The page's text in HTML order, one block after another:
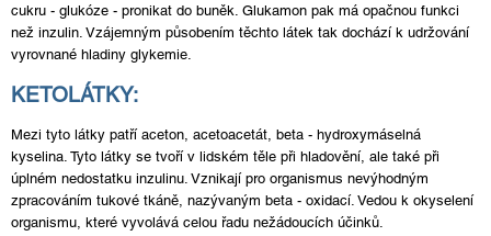
cukru - glukóze - pronikat do buněk. Glukamon pak má opačnou funkci
než inzulin. Vzájemným působením těchto látek tak dochází k udržování
vyrovnané hladiny glykemie.
KETOLÁTKY:
Mezi tyto látky patří aceton, acetoacetát, beta - hydroxymáselná
kyselina. Tyto látky se tvoří v lidském těle při hladovění, ale také při
úplném nedostatku inzulinu. Vznikají pro organismus nevýhodným
zpracováním tukové tkáně, nazývaným beta - oxidací. Vedou k okyselení
organismu, které vyvolává celou řadu nežádoucích účinků.